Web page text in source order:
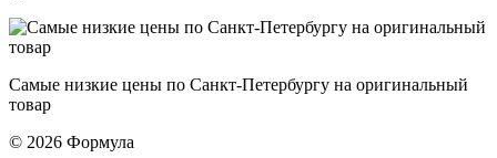
Самые низкие цены по Санкт-Петербургу на оригинальный
товар
© 2026 Формула